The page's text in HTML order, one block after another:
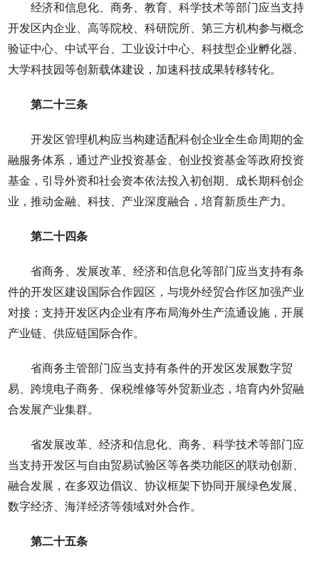
经济和信息化、商务、教育、科学技术等部门应当支持
开发区内企业、高等院校、科研院所、第三方机构参与概念
验证中心、中试平台、工业设计中心、科技型企业孵化器、
大学科技园等创新载体建设，加速科技成果转移转化。
第二十三条
开发区管理机构应当构建适配科创企业全生命周期的金
融服务体系，通过产业投资基金、创业投资基金等政府投资
基金，引导外资和社会资本依法投入初创期、成长期科创企
业，推动金融、科技、产业深度融合，培育新质生产力。
第二十四条
省商务、发展改革、经济和信息化等部门应当支持有条
件的开发区建设国际合作园区，与境外经贸合作区加强产业
对接；支持开发区内企业有序布局海外生产流通设施，开展
产业链、供应链国际合作。
省商务主管部门应当支持有条件的开发区发展数字贸
易、跨境电子商务、保税维修等外贸新业态，培育内外贸融
合发展产业集群。
省发展改革、经济和信息化、商务、科学技术等部门应
当支持开发区与自由贸易试验区等各类功能区的联动创新、
融合发展，在多双边倡议、协议框架下协同开展绿色发展、
数字经济、海洋经济等领域对外合作。
第二十五条